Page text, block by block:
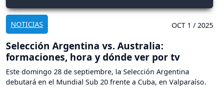
NOTICIAS OCT 1 / 2025
Selección Argentina vs. Australia:
formaciones, hora y dónde ver por tv
Este domingo 28 de septiembre, la Selección Argentina
debutará en el Mundial Sub 20 frente a Cuba, en Valparaíso.